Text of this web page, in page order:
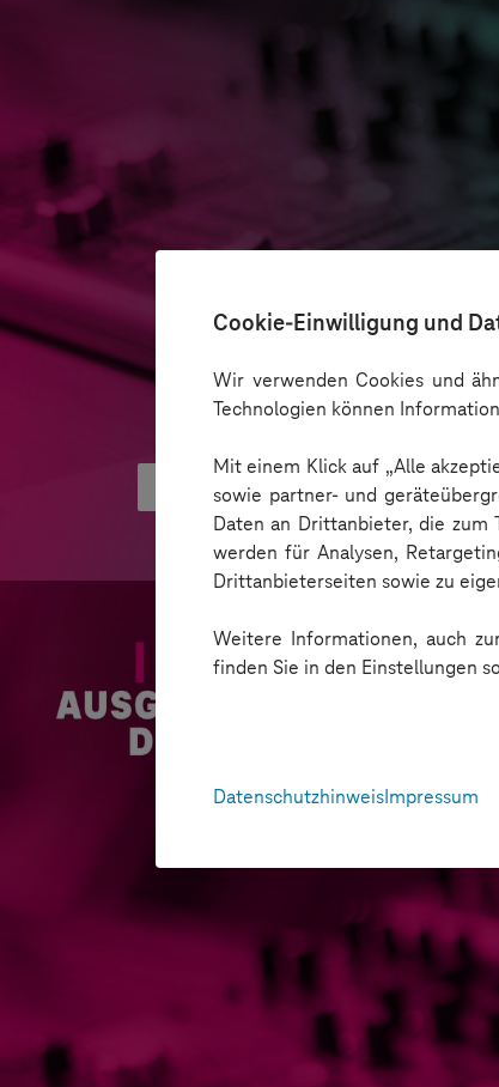
Cookie-Einwilligung und
Wir verwenden Cookies und
Technologien können
Mit einem Klick auf „Alle
sowie partner- und
Daten an Drittanbieter, die zum
werden für Analysen,
Drittanbieterseiten sowie zu
Weitere Informationen, auch
finden Sie in den Einstellungen
DatenschutzhinweisImpressum
Was hinter AI Smart